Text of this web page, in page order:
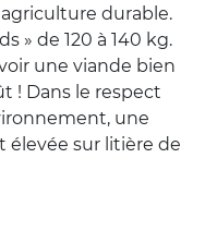
durable.
» de 120 à 140 kg.
une viande bien
! Dans le respect
une
élevée sur litière de